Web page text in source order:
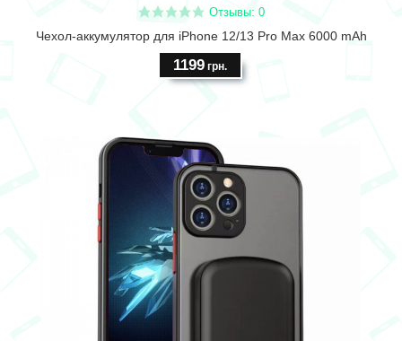
Отзывы: 0
Чехол-аккумулятор для iPhone 12/13 Pro Max 6000 mAh
1199 грн.